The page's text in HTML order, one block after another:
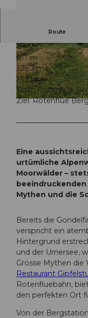
© Erika Camenzind, Erlebnisregion
© Ybrig Tourismus
Route
4:05 h
557 m
1.287 m
369 m
Start: Rotenflue
Ziel: Rotenflue
Eine
urtümliche
Moorwälder –
Mythen und die
Bereits die
verspricht ein
Hintergrund
und der Urnersee,
Grosse Mythen die
Restaurant
Rotenfluebahn,
den perfekten Ort
Von der